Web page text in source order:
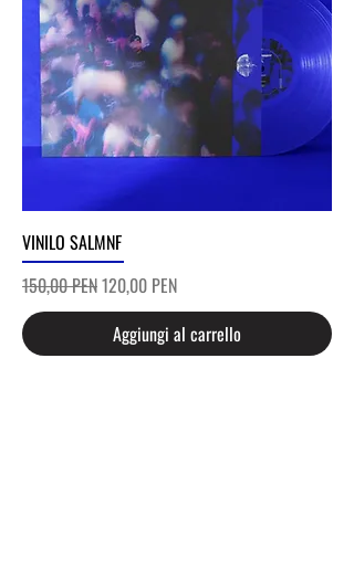
VINILO SALMNF
Prezzo regolare
150,00 PENPrezzo scontato
120,00 PEN
Aggiungi al carrello